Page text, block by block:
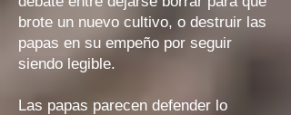
brote un nuevo cultivo, o destruir las
papas en su empeño por seguir
siendo legible.
Las papas parecen defender lo